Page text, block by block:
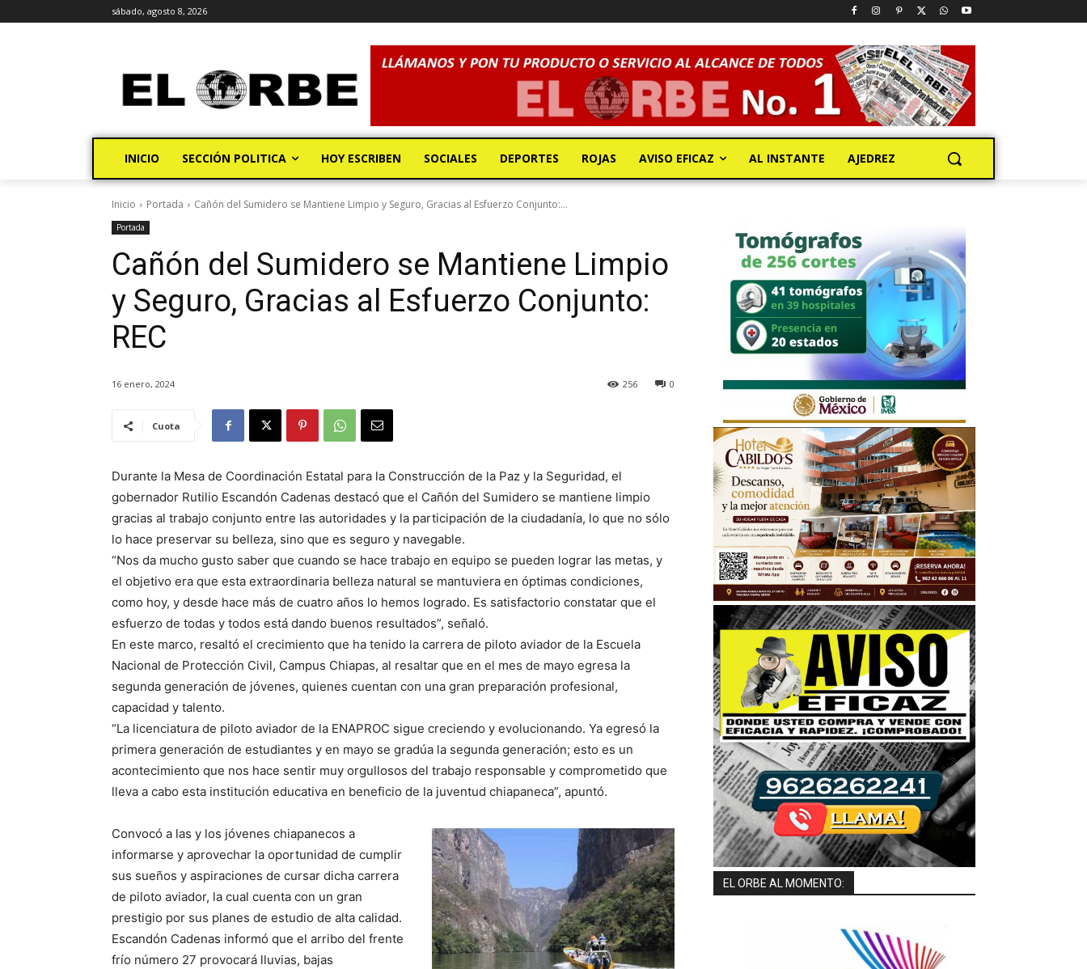
sábado, agosto 8, 2026
INICIO SECCIÓN POLITICA HOY ESCRIBEN SOCIALES DEPORTES ROJAS AVISO EFICAZ AL INSTANTE AJEDREZ
Inicio Portada Cañón del Sumidero se Mantiene Limpio y Seguro, Gracias al Esfuerzo Conjunto:...
Portada
Cañón del Sumidero se Mantiene Limpio
y Seguro, Gracias al Esfuerzo Conjunto:
REC
16 enero, 2024 0
256
Cuota
Durante la Mesa de Coordinación Estatal para la Construcción de la Paz y la Seguridad, el
gobernador Rutilio Escandón Cadenas destacó que el Cañón del Sumidero se mantiene limpio
gracias al trabajo conjunto entre las autoridades y la participación de la ciudadanía, lo que no sólo
lo hace preservar su belleza, sino que es seguro y navegable.
“Nos da mucho gusto saber que cuando se hace trabajo en equipo se pueden lograr las metas, y
el objetivo era que esta extraordinaria belleza natural se mantuviera en óptimas condiciones,
como hoy, y desde hace más de cuatro años lo hemos logrado. Es satisfactorio constatar que el
esfuerzo de todas y todos está dando buenos resultados”, señaló.
En este marco, resaltó el crecimiento que ha tenido la carrera de piloto aviador de la Escuela
Nacional de Protección Civil, Campus Chiapas, al resaltar que en el mes de mayo egresa la
segunda generación de jóvenes, quienes cuentan con una gran preparación profesional,
capacidad y talento.
“La licenciatura de piloto aviador de la ENAPROC sigue creciendo y evolucionando. Ya egresó la
primera generación de estudiantes y en mayo se gradúa la segunda generación; esto es un
acontecimiento que nos hace sentir muy orgullosos del trabajo responsable y comprometido que
lleva a cabo esta institución educativa en beneficio de la juventud chiapaneca”, apuntó.
Convocó a las y los jóvenes chiapanecos a
informarse y aprovechar la oportunidad de cumplir
sus sueños y aspiraciones de cursar dicha carrera
de piloto aviador, la cual cuenta con un gran
prestigio por sus planes de estudio de alta calidad.
Escandón Cadenas informó que el arribo del frente
frío número 27 provocará lluvias, bajas
EL ORBE AL MOMENTO: